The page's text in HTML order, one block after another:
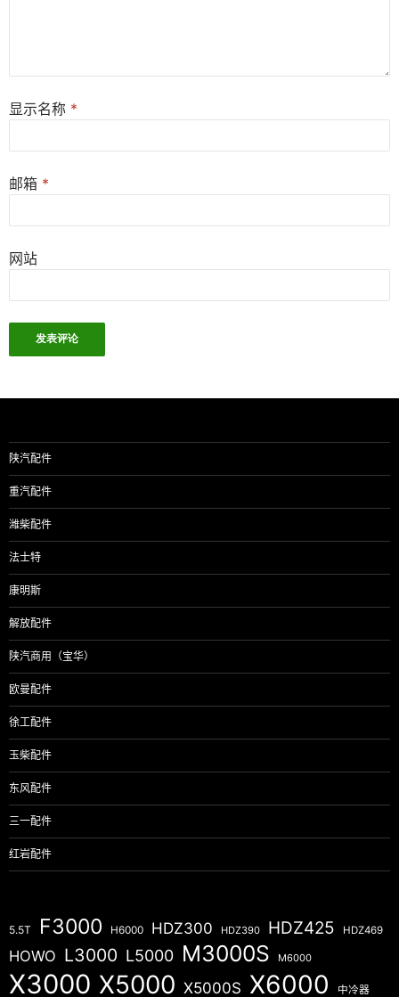
显示名称 *
邮箱 *
网站
陕汽配件
重汽配件
潍柴配件
法士特
康明斯
解放配件
陕汽商用（宝华）
欧曼配件
徐工配件
玉柴配件
东风配件
三一配件
红岩配件
5.5T F3000 H6000 HDZ300 HDZ390 HDZ425 HDZ469
HOWO L3000 L5000 M3000S M6000
X3000 X5000 X5000S X6000 中冷器